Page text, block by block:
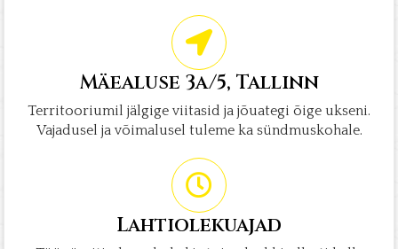
Mäealuse 3a/5, Tallinn
Territooriumil jälgige viitasid ja jõuategi õige ukseni.
Vajadusel ja võimalusel tuleme ka sündmuskohale.
Lahtiolekuajad